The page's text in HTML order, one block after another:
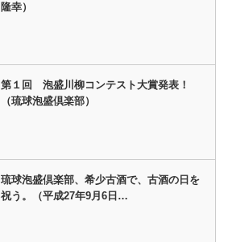
隆幸）
第１回 泡盛川柳コンテスト大賞発表！
（琉球泡盛倶楽部）
琉球泡盛倶楽部、希少古酒で、古酒の日を
祝う。（平成27年9月6日…